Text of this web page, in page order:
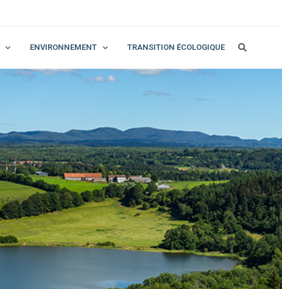
ENVIRONNEMENT TRANSITION ÉCOLOGIQUE